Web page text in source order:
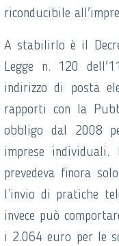
riconducibile
A stabilirlo è il
Legge n. 120
indirizzo di posta
rapporti con la
obbligo dal 2008
imprese individuali.
prevedeva finora
l’invio di pratiche
invece può
i 2.064 euro per le